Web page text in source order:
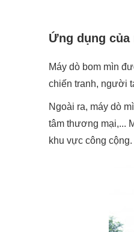
Ứng dụng của
Máy dò bom mìn
chiến tranh, người
Ngoài ra, máy dò
tâm thương mại,...
khu vực công cộng.